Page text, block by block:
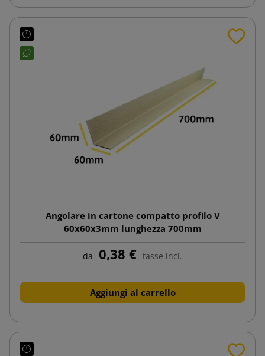
Angolare in cartone compatto profilo V
60x60x3mm lunghezza 700mm
da 0,38 € tasse incl.
Aggiungi al carrello